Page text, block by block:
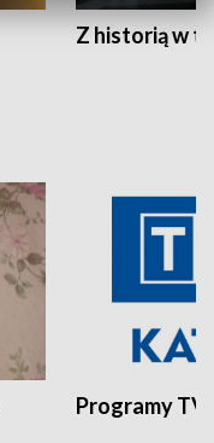
Z historią w
Programy